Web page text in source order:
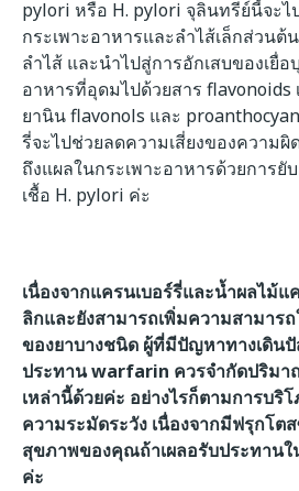
pylori หรือ H. pylori จุลินทรีย์นี้จะ
กระเพาะอาหารและลำไส้เล็กส่วนต้
ลำไส้ และนำไปสู่การอักเสบของเยื่
อาหารที่อุดมไปด้วยสาร
ยานิน flavonols และ
รี่จะไปช่วยลดความเสี่ยงของความผิ
ถึงแผลในกระเพาะอาหารด้วยการยั
เชื้อ H. pylori ค่ะ
เนื่องจากแครนเบอร์รี่และน้ำผลไม้
ลิกและยังสามารถเพิ่มความสามาร
ของยาบางชนิด ผู้ที่มีปัญหาทางเดิน
ประทาน warfarin ควรจำกัดปริมา
เหล่านี้ด้วยค่ะ อย่างไรก็ตามการบริ
ความระมัดระวัง เนื่องจากมีฟรุกโต
สุขภาพของคุณถ้าเผลอรับประทาน
ค่ะ